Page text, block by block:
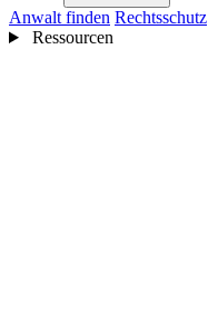
Anwalt finden Rechtsschutz
Ressourcen